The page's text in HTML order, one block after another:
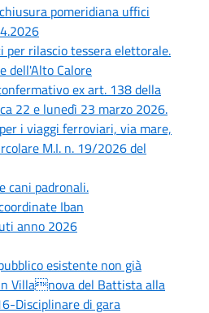
pomeridiana uffici
rilascio tessera elettorale.
dell'Alto Calore
ex art. 138 della
22 e lunedì 23 marzo 2026.
i viaggi ferroviari, via mare,
M.I. n. 19/2026 del
cani padronali.
Iban
anno 2026
esistente non già
Villanova del Battista alla
Disciplinare di gara